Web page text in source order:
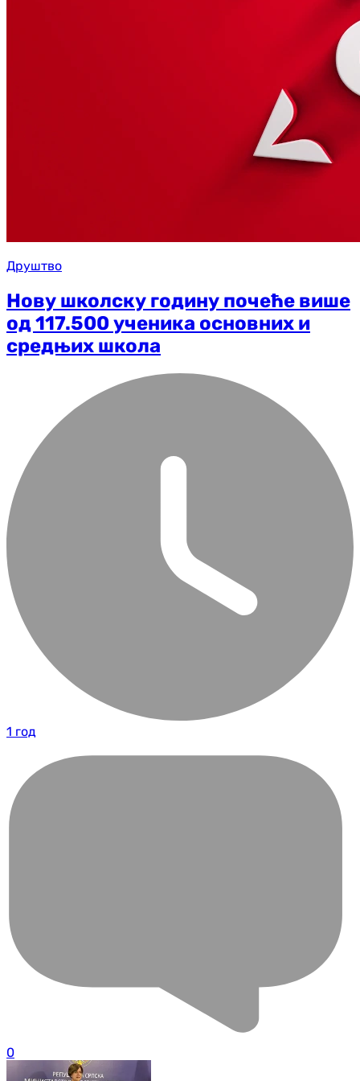
Друштво
Нову школску годину почеће више
од 117.500 ученика основних и
средњих школа
1 год
0